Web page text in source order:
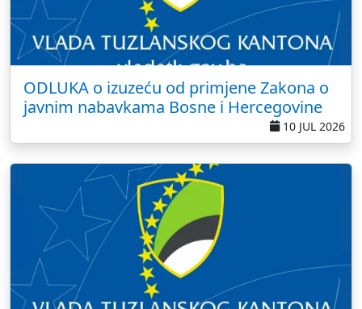
ODLUKA o izuzeću od primjene Zakona o
javnim nabavkama Bosne i Hercegovine
10 JUL 2026